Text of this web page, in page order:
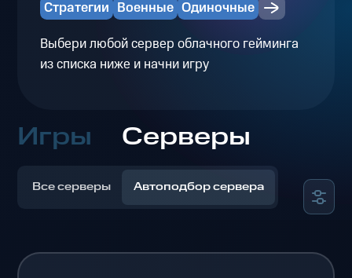
Стратегии Военные Одиночные
Выбери любой сервер облачного гейминга
из списка ниже и начни игру
Игры Серверы
Все серверы Автоподбор сервера